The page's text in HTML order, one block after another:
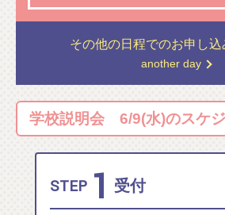
その他の日程でのお申し込
another day
学校説明会 6/9(水)のスケ
STEP 1 受付